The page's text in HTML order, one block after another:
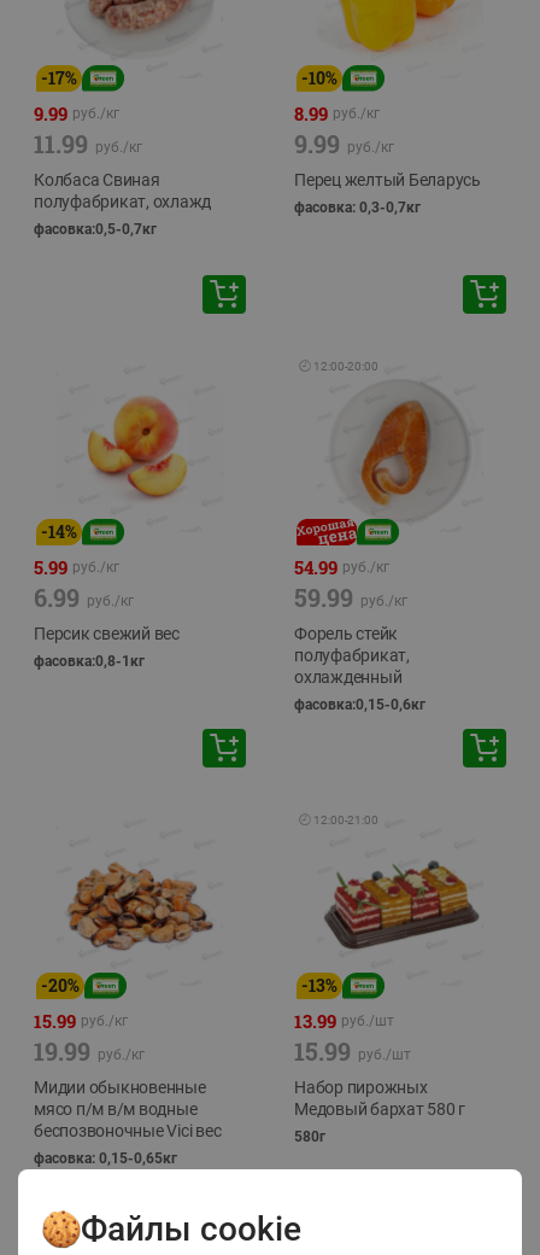
-17%
9.99 руб./кг
11.99 руб./кг
Колбаса Свиная
полуфабрикат, охлажд
фасовка:0,5-0,7кг
-10%
8.99 руб./кг
9.99 руб./кг
Перец желтый Беларусь
фасовка: 0,3-0,7кг
-14%
5.99 руб./кг
6.99 руб./кг
Персик свежий вес
фасовка:0,8-1кг
🕘 12:00-20:00
54.99 руб./кг
59.99 руб./кг
Форель стейк
полуфабрикат,
охлажденный
фасовка:0,15-0,6кг
-20%
15.99 руб./кг
19.99 руб./кг
Мидии обыкновенные
мясо п/м в/м водные
беспозвоночные Vici вес
фасовка: 0,15-0,65кг
🕘 12:00-21:00
-13%
13.99 руб./шт
15.99 руб./шт
Набор пирожных
Медовый бархат 580 г
580г
Файлы cookie